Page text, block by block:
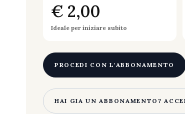
€ 2,00
Ideale per iniziare subito
PROCEDI CON L'ABBONAMENTO
HAI GIA UN ABBONAMENTO?